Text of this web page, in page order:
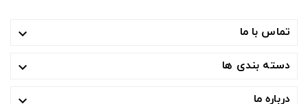
تماس با ما 
دسته بندی ها 
درباره ما